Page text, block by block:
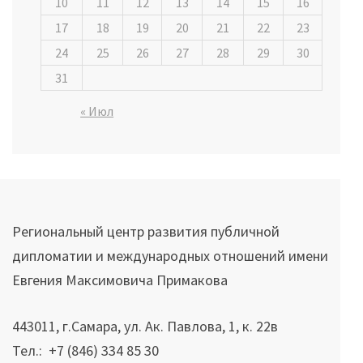
17
18 19 20 21 22
23
24
25 26 27 28 29
30
31
« Июл
Региональный центр развития публичной
дипломатии и международных отношений имени
Евгения Максимовича Примакова
443011, г.Самара, ул. Ак. Павлова, 1, к. 22в
Тел.: +7 (846) 334 85 30